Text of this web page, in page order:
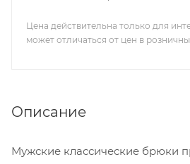
Цена действительна только для
может отличаться от цен в
Описание
Мужские классические брюки